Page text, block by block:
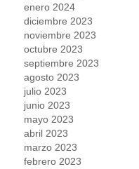
enero 2024
diciembre 2023
noviembre 2023
octubre 2023
septiembre 2023
agosto 2023
julio 2023
junio 2023
mayo 2023
abril 2023
marzo 2023
febrero 2023